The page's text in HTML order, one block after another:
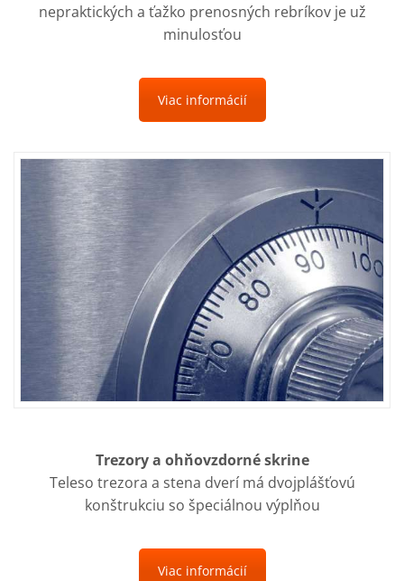
nepraktických a ťažko prenosných rebríkov je už
minulosťou
Viac informácií
Trezory a ohňovzdorné skrine
Teleso trezora a stena dverí má dvojplášťovú
konštrukciu so špeciálnou výplňou
Viac informácií